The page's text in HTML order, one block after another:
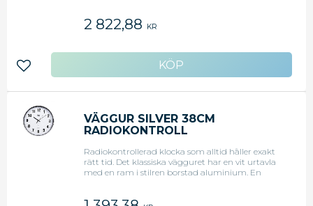
Diameter: 500 mm - Adapter ingår
2 822,88 KR
Lägg till i favoriter
VÄGGUR SILVER 38CM
RADIOKONTROLL
Radiokontrollerad klocka som alltid håller exakt
rätt tid. Det klassiska vägguret har en vit urtavla
med en ram i stilren borstad aluminium. En
vintertid. Den radiokontrollerade ställs